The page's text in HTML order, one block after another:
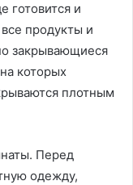
готовится и
продукты и
закрывающиеся
которых
плотным
Перед
одежду,